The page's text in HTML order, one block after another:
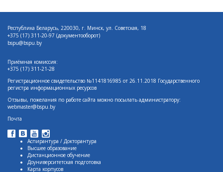
Республика Беларусь, 220030, г. Минск, ул. Советская, 18
+375 (17) 311-20-97 (документооборот)
bspu@bspu.by
Приёмная комиссия:
+375 (17) 311-21-28
Регистрационное свидетельство №1141816985 от 26.11.2018 Государственного
регистра информационных ресурсов
Отзывы, пожелания по работе сайта можно посылать администратору:
webmaster@bspu.by
Почта
Аспирантура / Докторантура
Высшее образование
Дистанционное обучение
Доуниверситетская подготовка
Карта корпусов